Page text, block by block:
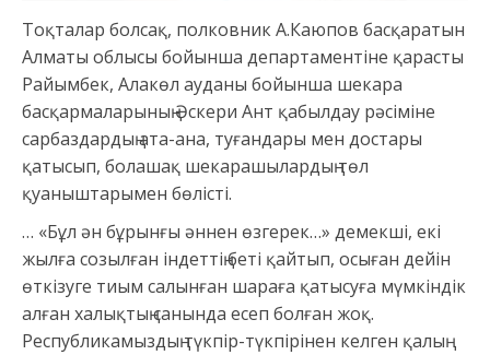
Тоқталар болсақ, полковник А.Каюпов басқаратын
Алматы облысы бойынша департаментіне қарасты
Райымбек, Алакөл ауданы бойынша шекара
басқармаларының Әскери Ант қабылдау рәсіміне
сарбаздардың ата-ана, туғандары мен достары
қатысып, болашақ шекарашылардың төл
қуаныштарымен бөлісті.
… «Бұл ән бұрынғы әннен өзгерек…» демекші, екі
жылға созылған індеттің беті қайтып, осыған дейін
өткізуге тиым салынған шараға қатысуға мүмкіндік
алған халықтың санында есеп болған жоқ.
Республикамыздың түкпір-түкпірінен келген қалың